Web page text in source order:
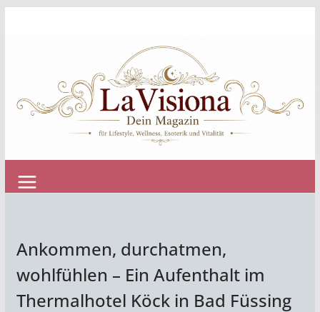
Ankommen, durchatmen,
wohlfühlen – Ein Aufenthalt im
Thermalhotel Köck in Bad Füssing